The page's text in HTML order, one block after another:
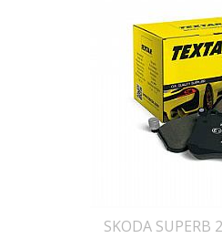
SKODA SUPERB